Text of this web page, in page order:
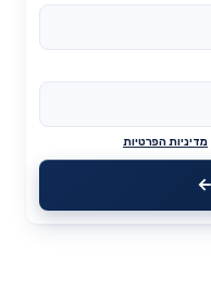
מדיניות הפרטיות